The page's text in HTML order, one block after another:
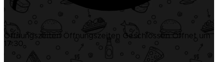
Öffnungszeiten Öffnungszeiten Geschlossen Öffnet um
17:30